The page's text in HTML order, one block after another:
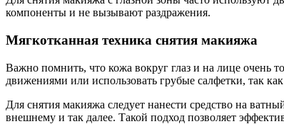
компоненты и не вызывают раздражения.
Мягкотканная техника снятия макияжа
Важно помнить, что кожа вокруг глаз и на лице очень
движениями или использовать грубые салфетки, так
Для снятия макияжа следует нанести средство на
внешнему и так далее. Такой подход позволяет